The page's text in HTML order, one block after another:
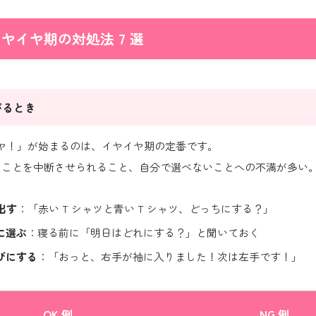
イヤ期の対処法 7 選
とき
」が始まるのは、イヤイヤ期の定番です。
とを中断させられること、自分で選べないことへの不満が多い
す：「赤い T シャツと青い T シャツ、どっちにする？」
選ぶ ：寝る前に「明日はどれにする？」と聞いておく
にする ：「おっと、右手が袖に入りました！次は左手です！」